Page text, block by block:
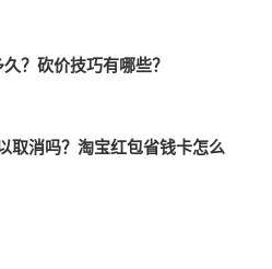
？砍价技巧有哪些？
取消吗？淘宝红包省钱卡怎么